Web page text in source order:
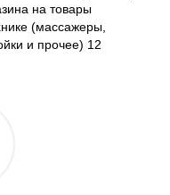
на товары
(массажеры,
и прочее) 12